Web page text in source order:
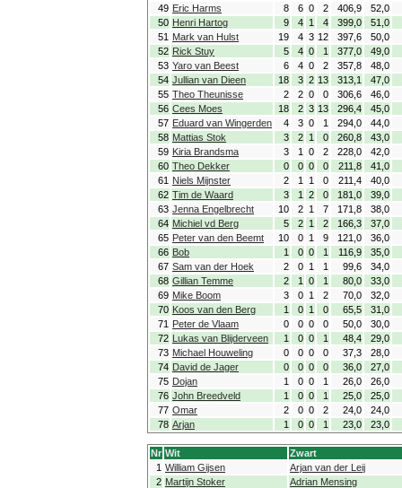
49 Eric Harms 8 6 0 2 406,9
52,0
50 Henri Hartog 9 4 1 4 399,0
51,0
51 Mark van Hulst 19 4 3 12 397,6
50,0
52 Rick Stuy 5 4 0 1 377,0
49,0
53 Yaro van Beest 6 4 0 2 357,8
48,0
54 Jullian van Dieen 18 3 2 13 313,1
47,0
55 Theo Theunisse 2 2 0 0 306,6
46,0
56 Cees Moes 18 2 3 13 296,4
45,0
57 Eduard van Wingerden 4 3 0 1 294,0
44,0
58 Mattias Stok 3 2 1 0 260,8
43,0
59 Kiria Brandsma 3 1 0 2 228,0
42,0
60 Theo Dekker 0 0 0 0 211,8
41,0
61 Niels Mijnster 2 1 1 0 211,4
40,0
62 Tim de Waard 3 1 2 0 181,0
39,0
63 Jenna Engelbrecht 10 2 1 7 171,8
38,0
64 Michiel vd Berg 5 2 1 2 166,3
37,0
65 Peter van den Beemt 10 0 1 9 121,0
36,0
66 Bob 1 0 0 1 116,9
35,0
67 Sam van der Hoek 2 0 1 1 99,6
34,0
68 Gillian Temme 2 1 0 1 80,0
33,0
69 Mike Boom 3 0 1 2 70,0
32,0
70 Koos van den Berg 1 0 1 0 65,5
31,0
71 Peter de Vlaam 0 0 0 0 50,0
30,0
72 Lukas van Blijderveen 1 0 0 1 48,4
29,0
73 Michael Houweling 0 0 0 0 37,3
28,0
74 David de Jager 0 0 0 0 36,0
27,0
75 Dojan 1 0 0 1 26,0
26,0
76 John Breedveld 1 0 0 1 25,0
25,0
77 Omar 2 0 0 2 24,0
24,0
78 Arjan 1 0 0 1 23,0 23,0
Nr Wit
Zwart
1 William Gijsen
Arjan van der Leij
2 Martijn Stoker
Adrian Mensing